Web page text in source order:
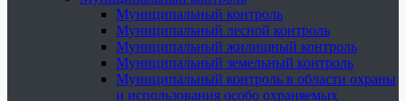
Муниципальный контроль
Муниципальный лесной контроль
Муниципальный жилищный контроль
Муниципальный земельный контроль
Муниципальный контроль в области охраны
и использования особо охраняемых